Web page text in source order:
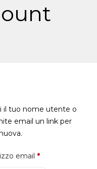
il tuo nome utente o
email un link per
email *Richiesto